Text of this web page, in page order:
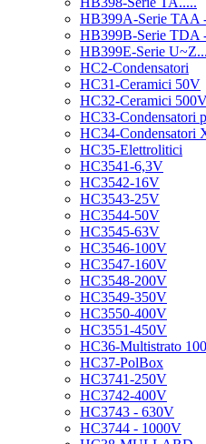
HB399A-Serie TAA
HB399B-Serie TDA
HB399E-Serie
HC2-Condensatori
HC31-Ceramici 50V
HC32-Ceramici
HC33-Condensatori
HC34-Condensatori
HC35-Elettrolitici
HC3541-6,3V
HC3542-16V
HC3543-25V
HC3544-50V
HC3545-63V
HC3546-100V
HC3547-160V
HC3548-200V
HC3549-350V
HC3550-400V
HC3551-450V
HC36-Multistrato
HC37-PolBox
HC3741-250V
HC3742-400V
HC3743 - 630V
HC3744 - 1000V